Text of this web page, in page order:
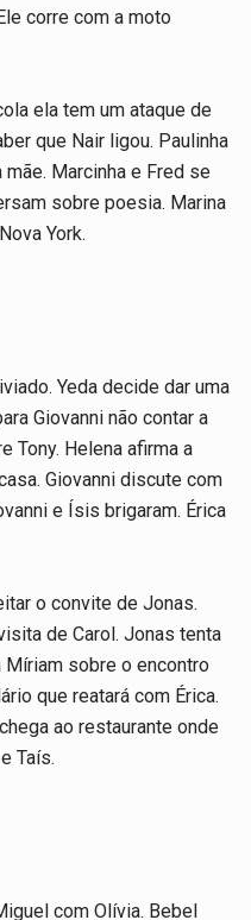
corre com a moto
ela tem um ataque de
que Nair ligou. Paulinha
Marcinha e Fred se
sobre poesia. Marina
York.
Yeda decide dar uma
Giovanni não contar a
Tony. Helena afirma a
Giovanni discute com
e Ísis brigaram. Érica
o convite de Jonas.
de Carol. Jonas tenta
Míriam sobre o encontro
que reatará com Érica.
ao restaurante onde
Taís.
com Olívia. Bebel